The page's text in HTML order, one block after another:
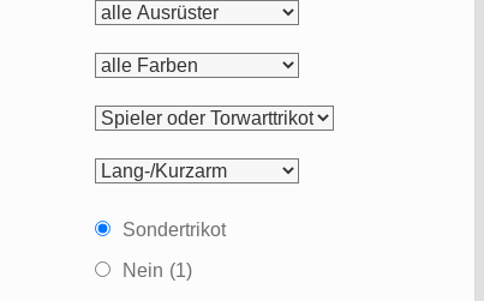
alle
Sondertrikot
Nein (1)